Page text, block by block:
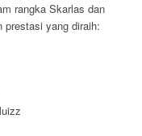
rangka Skarlas dan
prestasi yang diraih: